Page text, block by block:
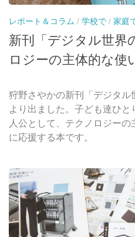
レポート＆コラム / 学校で / 家庭
新刊「デジタル世界
ロジーの主体的な使
狩野さやかの新刊「デジタル
より出ました。子ども達ひ
人公として、テクノロジー
に応援する本です。